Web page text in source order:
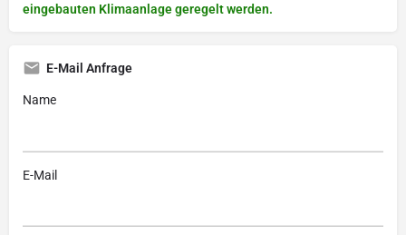
eingebauten Klimaanlage geregelt werden.
E-Mail Anfrage
Name
E-Mail